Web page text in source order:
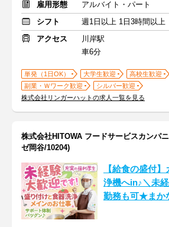
雇用形態
アルバイト・パート
シフト
週1日以上 1日3時間以上
アクセス
川岸駅
車6分
単発（1日OK） 大学生歓迎
高校生歓迎
副業・Ｗワーク歓迎
シルバー歓迎
株式会社リンガーハットの求人一覧を見る
株式会社HITOWA フードサービスカンパ
ゼ岡谷/10204)
【給食の盛付
浄機へin♪＼未
勤務も可★まか